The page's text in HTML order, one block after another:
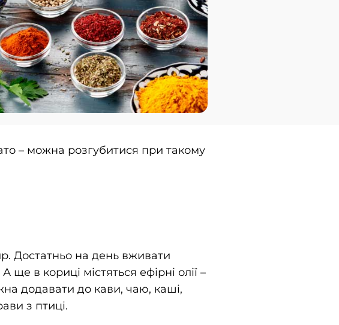
– можна розгубитися при такому
Достатньо на день вживати
в кориці містяться ефірні олії –
додавати до кави, чаю, каші,
з птиці.